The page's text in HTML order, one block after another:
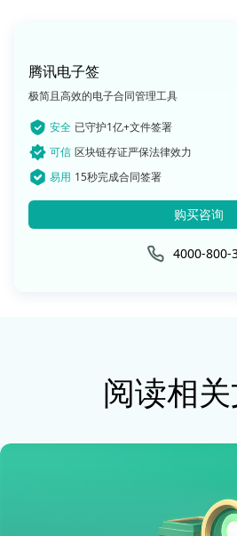
腾讯电子签
极简且高效的电子合同管理工具
安全 已守护1亿+文件签署
可信 区块链存证严保法律效力
易用 15秒完成合同签署
购买咨询
4000-800-
阅读相